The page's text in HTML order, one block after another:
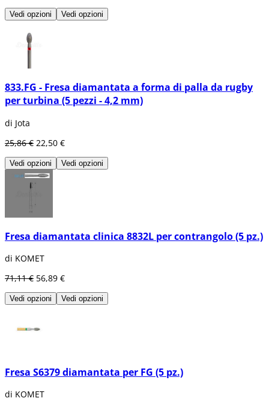
Vedi opzioni Vedi opzioni
833.FG - Fresa diamantata a forma di palla da rugby
per turbina (5 pezzi - 4,2 mm)
di Jota
25,86 € 22,50 €
Vedi opzioni Vedi opzioni
Fresa diamantata clinica 8832L per contrangolo (5 pz.)
di KOMET
71,11 € 56,89 €
Vedi opzioni Vedi opzioni
Fresa S6379 diamantata per FG (5 pz.)
di KOMET